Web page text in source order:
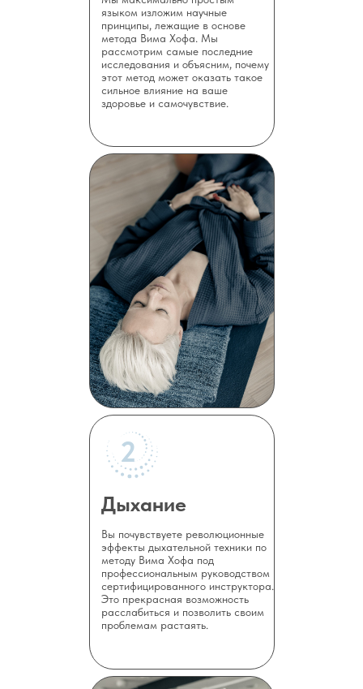
Дыхание
2
Вы почувствуете революционные
эффекты дыхательной техники по
методу Вима Хофа под
профессиональным руководством
сертифицированного инструктора.
Это прекрасная возможность
расслабиться и позволить своим
проблемам растаять.
языком изложим научные
принципы, лежащие в основе
метода Вима Хофа. Мы
рассмотрим самые последние
исследования и объясним, почему
этот метод может оказать такое
сильное влияние на ваше
здоровье и самочувствие.